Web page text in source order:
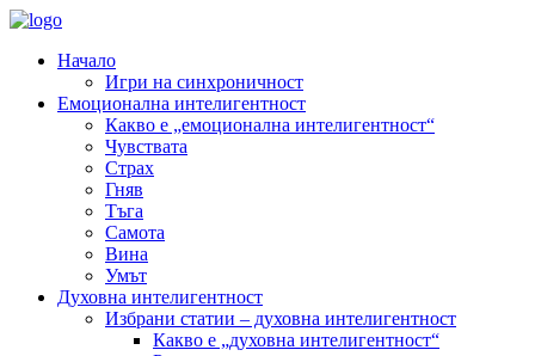
Начало
Игри на синхроничност
Емоционална интелигентност
Какво е „емоционална интелигентност“
Чувствата
Страх
Гняв
Тъга
Самота
Вина
Умът
Духовна интелигентност
Избрани статии – духовна интелигентност
Какво е „духовна интелигентност“